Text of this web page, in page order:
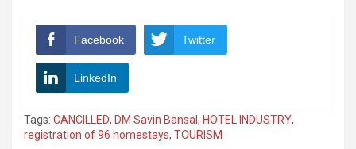
Facebook Twitter
LinkedIn
Tags: CANCILLED, DM Savin Bansal , HOTEL INDUSTRY,
registration of 96 homestays, TOURISM